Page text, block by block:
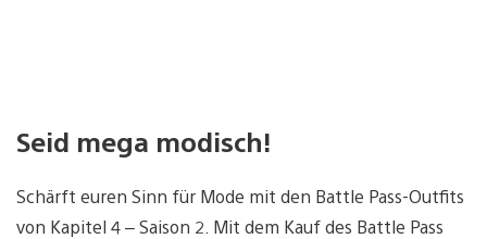
Seid mega modisch!
Schärft euren Sinn für Mode mit den Battle Pass-Outfits
von Kapitel 4 – Saison 2. Mit dem Kauf des Battle Pass